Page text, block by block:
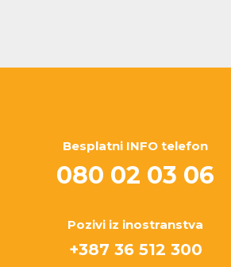
Besplatni INFO telefon
080 02 03 06
Pozivi iz inostranstva
+387 36 512 300